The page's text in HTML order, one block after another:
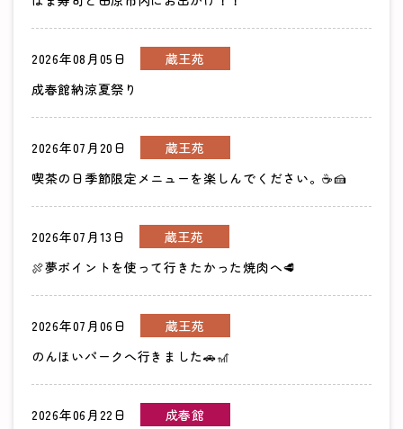
2026年08月05日
蔵王苑
成春館納涼夏祭り
2026年07月20日
蔵王苑
喫茶の日季節限定メニューを楽しんでください。☕🍰
2026年07月13日
蔵王苑
🍖夢ポイントを使って行きたかった焼肉へ🥩
2026年07月06日
蔵王苑
のんほいパークへ行きました🚗🎢
2026年06月22日
成春館